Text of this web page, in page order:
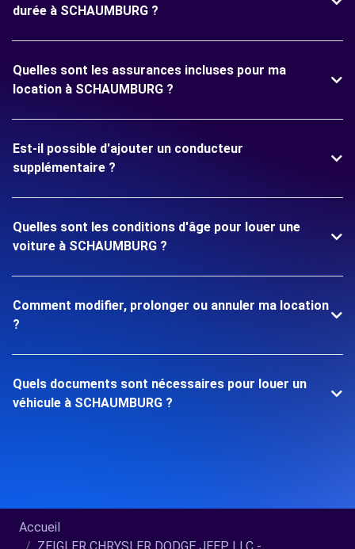
durée à SCHAUMBURG ?
Quelles sont les assurances incluses pour ma
location à SCHAUMBURG ?
Est-il possible d'ajouter un conducteur
supplémentaire ?
Quelles sont les conditions d'âge pour louer une
voiture à SCHAUMBURG ?
Comment modifier, prolonger ou annuler ma location
?
Quels documents sont nécessaires pour louer un
véhicule à SCHAUMBURG ?
Accueil